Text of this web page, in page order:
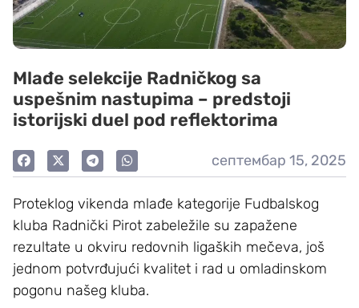
Mlađe selekcije Radničkog sa
uspešnim nastupima – predstoji
istorijski duel pod reflektorima
септембар 15, 2025
Proteklog vikenda mlađe kategorije Fudbalskog
kluba Radnički Pirot zabeležile su zapažene
rezultate u okviru redovnih ligaških mečeva, još
jednom potvrđujući kvalitet i rad u omladinskom
pogonu našeg kluba.